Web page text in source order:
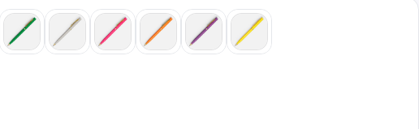
зеленыйсерый розовыйоранжевыйфиолетовый
желтый